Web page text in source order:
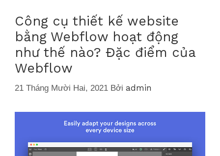
Công cụ thiết kế website
bằng Webflow hoạt động
như thế nào? Đặc điểm của
Webflow
21 Tháng Mười Hai, 2021 Bởi admin